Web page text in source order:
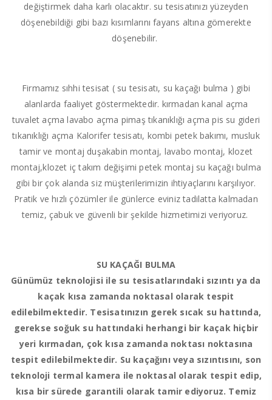
değiştirmek daha karlı olacaktır. su tesisatınızı yüzeyden
döşenebildiği gibi bazı kısımlarını fayans altına gömerekte
döşenebilir.
Firmamız sıhhi tesisat ( su tesisatı, su kaçağı bulma ) gibi
alanlarda faaliyet göstermektedir. kırmadan kanal açma
tuvalet açma lavabo açma pimaş tıkanıklığı açma pis su gideri
tıkanıklığı açma Kalorifer tesisatı, kombi petek bakımı, musluk
tamir ve montaj duşakabin montaj, lavabo montaj, klozet
montaj,klozet iç takım değişimi petek montaj su kaçağı bulma
gibi bir çok alanda siz müşterilerimizin ihtiyaçlarını karşılıyor.
Pratik ve hızlı çözümler ile günlerce eviniz tadilatta kalmadan
temiz, çabuk ve güvenli bir şekilde hizmetimizi veriyoruz.
SU KAÇAĞI BULMA
Günümüz teknolojisi ile su tesisatlarındaki sızıntı ya da
kaçak kısa zamanda noktasal olarak tespit
edilebilmektedir. Tesisatınızın gerek sıcak su hattında,
gerekse soğuk su hattındaki herhangi bir kaçak hiçbir
yeri kırmadan, çok kısa zamanda noktası noktasına
tespit edilebilmektedir. Su kaçağını veya sızıntısını, son
teknoloji termal kamera ile noktasal olarak tespit edip,
kısa bir sürede garantili olarak tamir ediyoruz. Temiz